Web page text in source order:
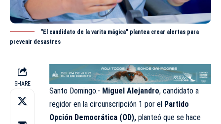
"El candidato de la varita mágica" plantea crear alertas para
prevenir desastres
SHARE
Santo Domingo.- Miguel Alejandro, candidato a
regidor en la circunscripción 1 por el Partido
Opción Democrática (OD), planteó que se hace